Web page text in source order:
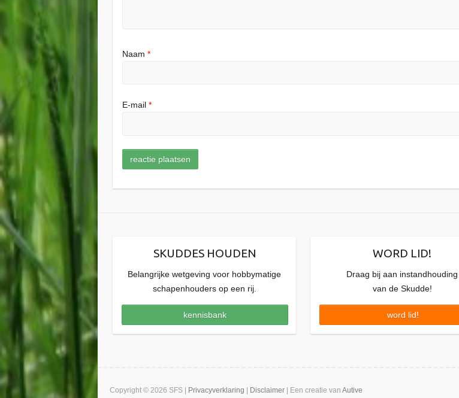
Naam*
E-mail*
SKUDDES HOUDEN
Belangrijke wetgeving voor hobbymatige
schapenhouders op een rij.
kennisbank
WORD LID!
Draag bij aan instandhouding
van de Skudde!
word lid!
Copyright © 2026 SFS | Privacyverklaring Disclaimer | Een creatie van Autive